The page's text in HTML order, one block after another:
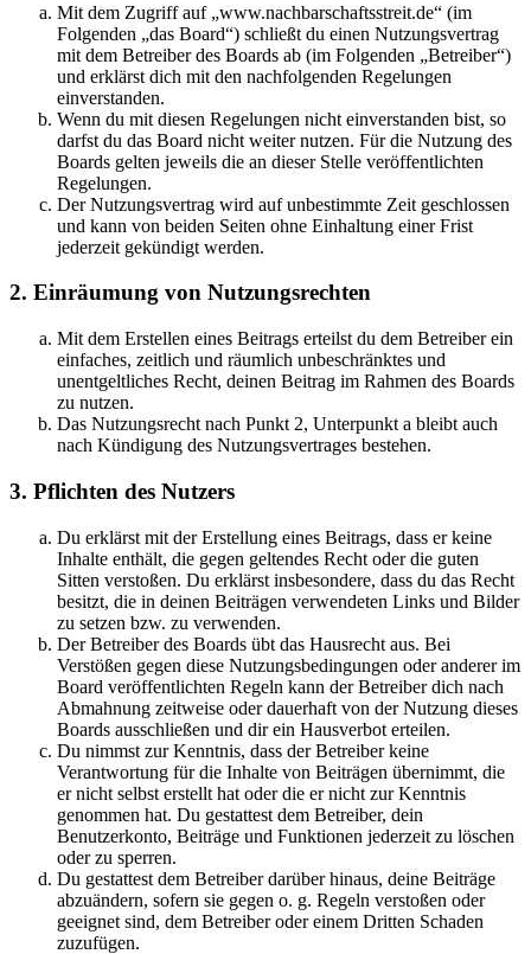
Mit dem Zugriff auf „www.nachbarschaftsstreit.de“ (im
Folgenden „das Board“) schließt du einen Nutzungsvertrag
mit dem Betreiber des Boards ab (im Folgenden „Betreiber“)
und erklärst dich mit den nachfolgenden Regelungen
einverstanden.
Wenn du mit diesen Regelungen nicht einverstanden bist, so
darfst du das Board nicht weiter nutzen. Für die Nutzung des
Boards gelten jeweils die an dieser Stelle veröffentlichten
Regelungen.
Der Nutzungsvertrag wird auf unbestimmte Zeit geschlossen
und kann von beiden Seiten ohne Einhaltung einer Frist
jederzeit gekündigt werden.
2. Einräumung von Nutzungsrechten
Mit dem Erstellen eines Beitrags erteilst du dem Betreiber ein
einfaches, zeitlich und räumlich unbeschränktes und
unentgeltliches Recht, deinen Beitrag im Rahmen des Boards
zu nutzen.
Das Nutzungsrecht nach Punkt 2, Unterpunkt a bleibt auch
nach Kündigung des Nutzungsvertrages bestehen.
3. Pflichten des Nutzers
Du erklärst mit der Erstellung eines Beitrags, dass er keine
Inhalte enthält, die gegen geltendes Recht oder die guten
Sitten verstoßen. Du erklärst insbesondere, dass du das Recht
besitzt, die in deinen Beiträgen verwendeten Links und Bilder
zu setzen bzw. zu verwenden.
Der Betreiber des Boards übt das Hausrecht aus. Bei
Verstößen gegen diese Nutzungsbedingungen oder anderer im
Board veröffentlichten Regeln kann der Betreiber dich nach
Abmahnung zeitweise oder dauerhaft von der Nutzung dieses
Boards ausschließen und dir ein Hausverbot erteilen.
Du nimmst zur Kenntnis, dass der Betreiber keine
Verantwortung für die Inhalte von Beiträgen übernimmt, die
er nicht selbst erstellt hat oder die er nicht zur Kenntnis
genommen hat. Du gestattest dem Betreiber, dein
Benutzerkonto, Beiträge und Funktionen jederzeit zu löschen
oder zu sperren.
Du gestattest dem Betreiber darüber hinaus, deine Beiträge
abzuändern, sofern sie gegen o. g. Regeln verstoßen oder
geeignet sind, dem Betreiber oder einem Dritten Schaden
zuzufügen.